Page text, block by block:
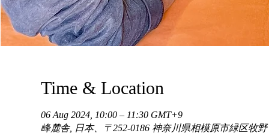
Time & Location
06 Aug 2024, 10:00 – 11:30 GMT+9
峰麓舎, 日本、〒252-0186 神奈川県相模原市緑区牧